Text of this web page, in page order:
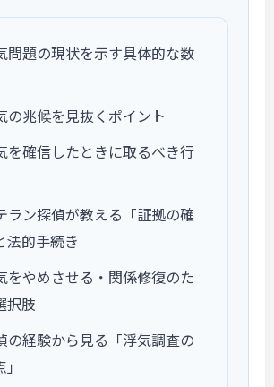
問題の現状を示す具体的な数
の兆候を見抜くポイント
を確信したときに取るべき行
ラン探偵が教える「証拠の確
法的手続き
をやめさせる・関係修復のた
択肢
の経験から見る「浮気調査の